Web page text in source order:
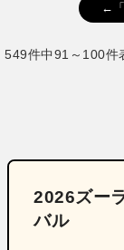
←
549件中91～100件
2026ズー
バル